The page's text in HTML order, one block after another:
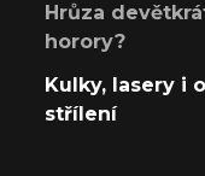
Hrůza
horory?
Kulky, lasery i
střílení